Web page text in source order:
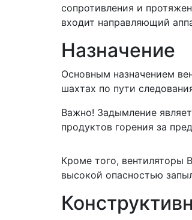
сопротивления и
входит направляющий
Назначение
Основным назначением
шахтах по пути
Важно! Задымление
продуктов горения за
Кроме того, вентиляторы
высокой опасностью